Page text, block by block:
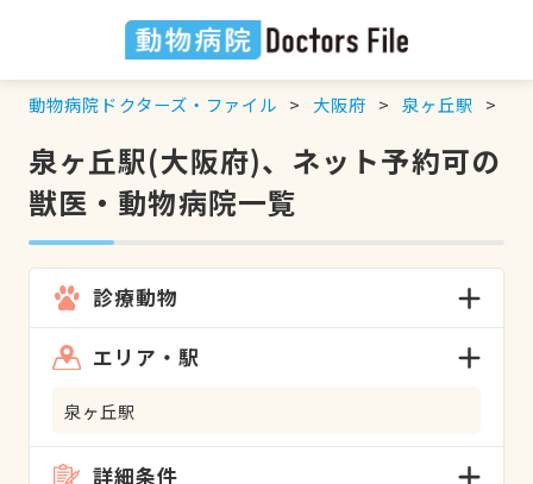
動物病院ドクターズ・ファイル 大阪府 泉ヶ丘駅
泉ヶ丘駅(大阪府)、ネット予約可の
獣医・動物病院一覧
診療動物
エリア・駅
泉ヶ丘駅
詳細条件